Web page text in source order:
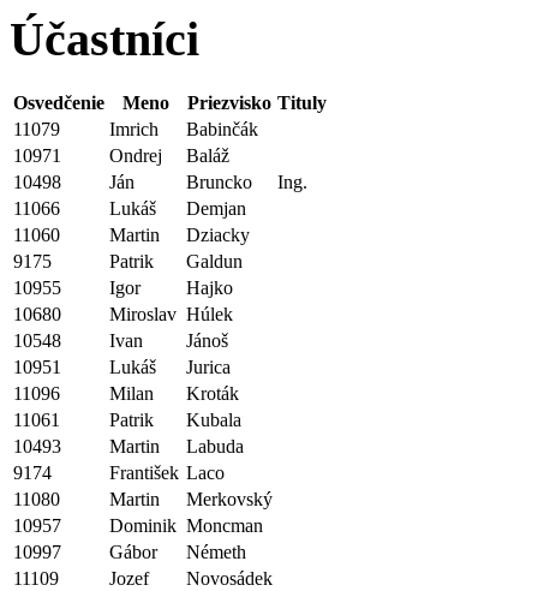
Účastníci
Osvedčenie Meno Priezvisko Tituly
11079
Imrich
Babinčák
10971
Ondrej
Baláž
10498
Ján Bruncko
Ing.
11066
Lukáš
Demjan
11060
Martin
Dziacky
9175
Patrik
Galdun
10955
Igor
Hajko
10680
Miroslav Húlek
10548
Ivan
Jánoš
10951
Lukáš
Jurica
11096
Milan
Kroták
11061
Patrik
Kubala
10493
Martin
Labuda
9174
František Laco
11080
Martin
Merkovský
10957
Dominik Moncman
10997
Gábor
Németh
11109
Jozef
Novosádek